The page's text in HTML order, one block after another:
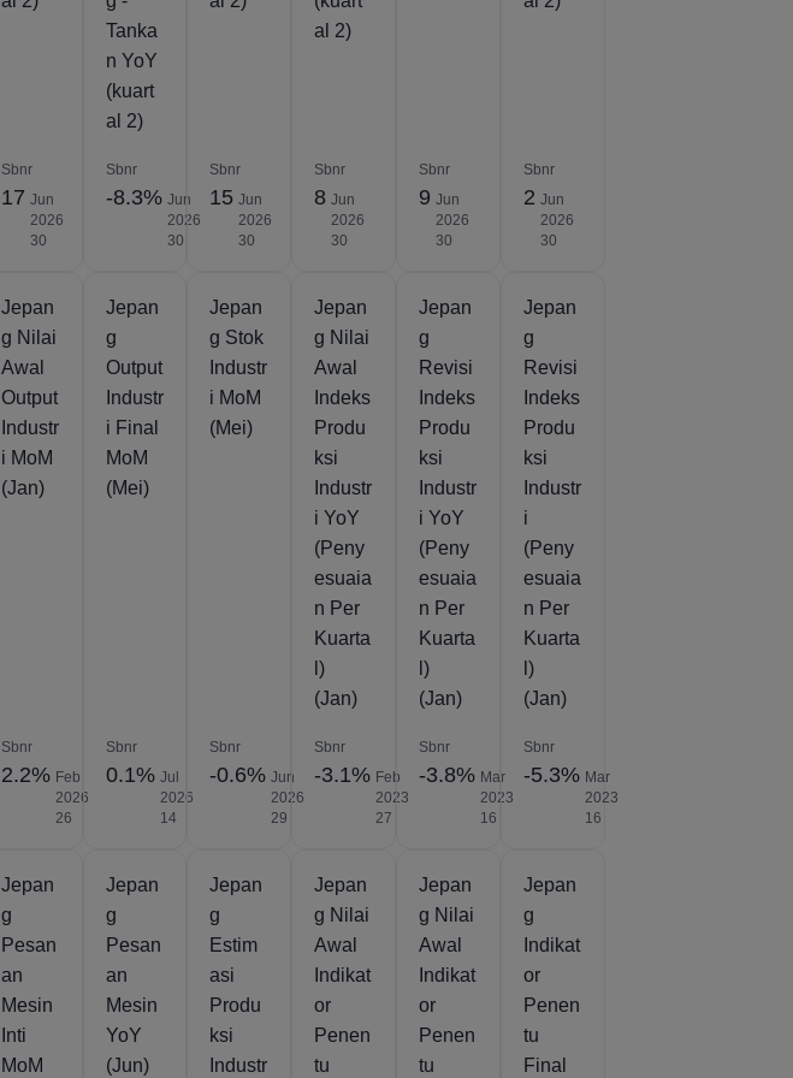
Sbnr
17 Jun
2026
30
Tanka
n YoY
(kuart
al 2)
Sbnr
-8.3% Jun
2026
30
Sbnr
15 Jun
2026
30
al 2)
Sbnr
8 Jun
2026
30
Sbnr
9 Jun
2026
30
Sbnr
2 Jun
2026
30
Jepan
g Nilai
Awal
Output
Industr
i MoM
(Jan)
Sbnr
2.2% Feb
2026
26
Jepan
g
Output
Industr
i Final
MoM
(Mei)
Sbnr
0.1% Jul
2026
14
Jepan
g Stok
Industr
i MoM
(Mei)
Sbnr
-0.6% Jun
2026
29
Jepan
g Nilai
Awal
Indeks
Produ
ksi
Industr
i YoY
(Peny
esuaia
n Per
Kuarta
l)
(Jan)
Sbnr
-3.1% Feb
2023
27
Jepan
g
Revisi
Indeks
Produ
ksi
Industr
i YoY
(Peny
esuaia
n Per
Kuarta
l)
(Jan)
Sbnr
-3.8% Mar
2023
16
Jepan
g
Revisi
Indeks
Produ
ksi
Industr
i
(Peny
esuaia
n Per
Kuarta
l)
(Jan)
Sbnr
-5.3% Mar
2023
16
Jepan
g
Pesan
an
Mesin
Inti
MoM
Jepan
g
Pesan
an
Mesin
YoY
(Jun)
Jepan
g
Estim
asi
Produ
ksi
Industr
Jepan
g Nilai
Awal
Indikat
or
Penen
tu
Jepan
g Nilai
Awal
Indikat
or
Penen
tu
Jepan
g
Indikat
or
Penen
tu
Final